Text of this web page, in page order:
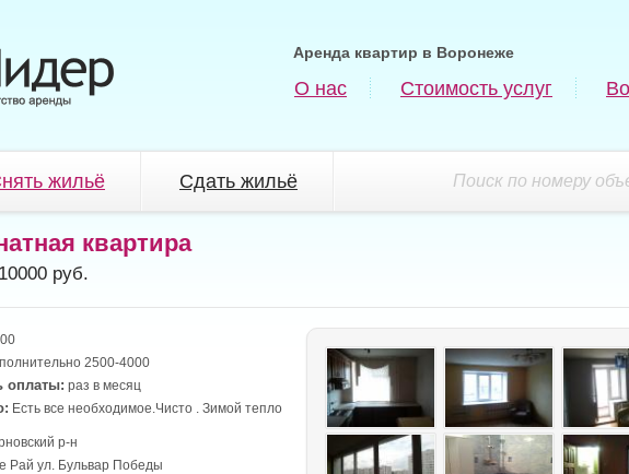
Аренда квартир в Воронеже
О нас Стоимость услуг
Поиск по номеру
жильё Сдать жильё
квартира
10000 руб.
2500-4000
оплаты: раз в месяц
Есть все необходимое.Чисто . Зимой тепло
р-н
Рай ул. Бульвар Победы